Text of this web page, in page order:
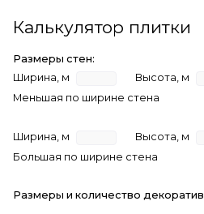
Калькулятор плитки
Размеры стен:
Ширина, м
Высота, м
Меньшая по ширине стена
Ширина, м
Высота, м
Большая по ширине стена
Размеры и количество